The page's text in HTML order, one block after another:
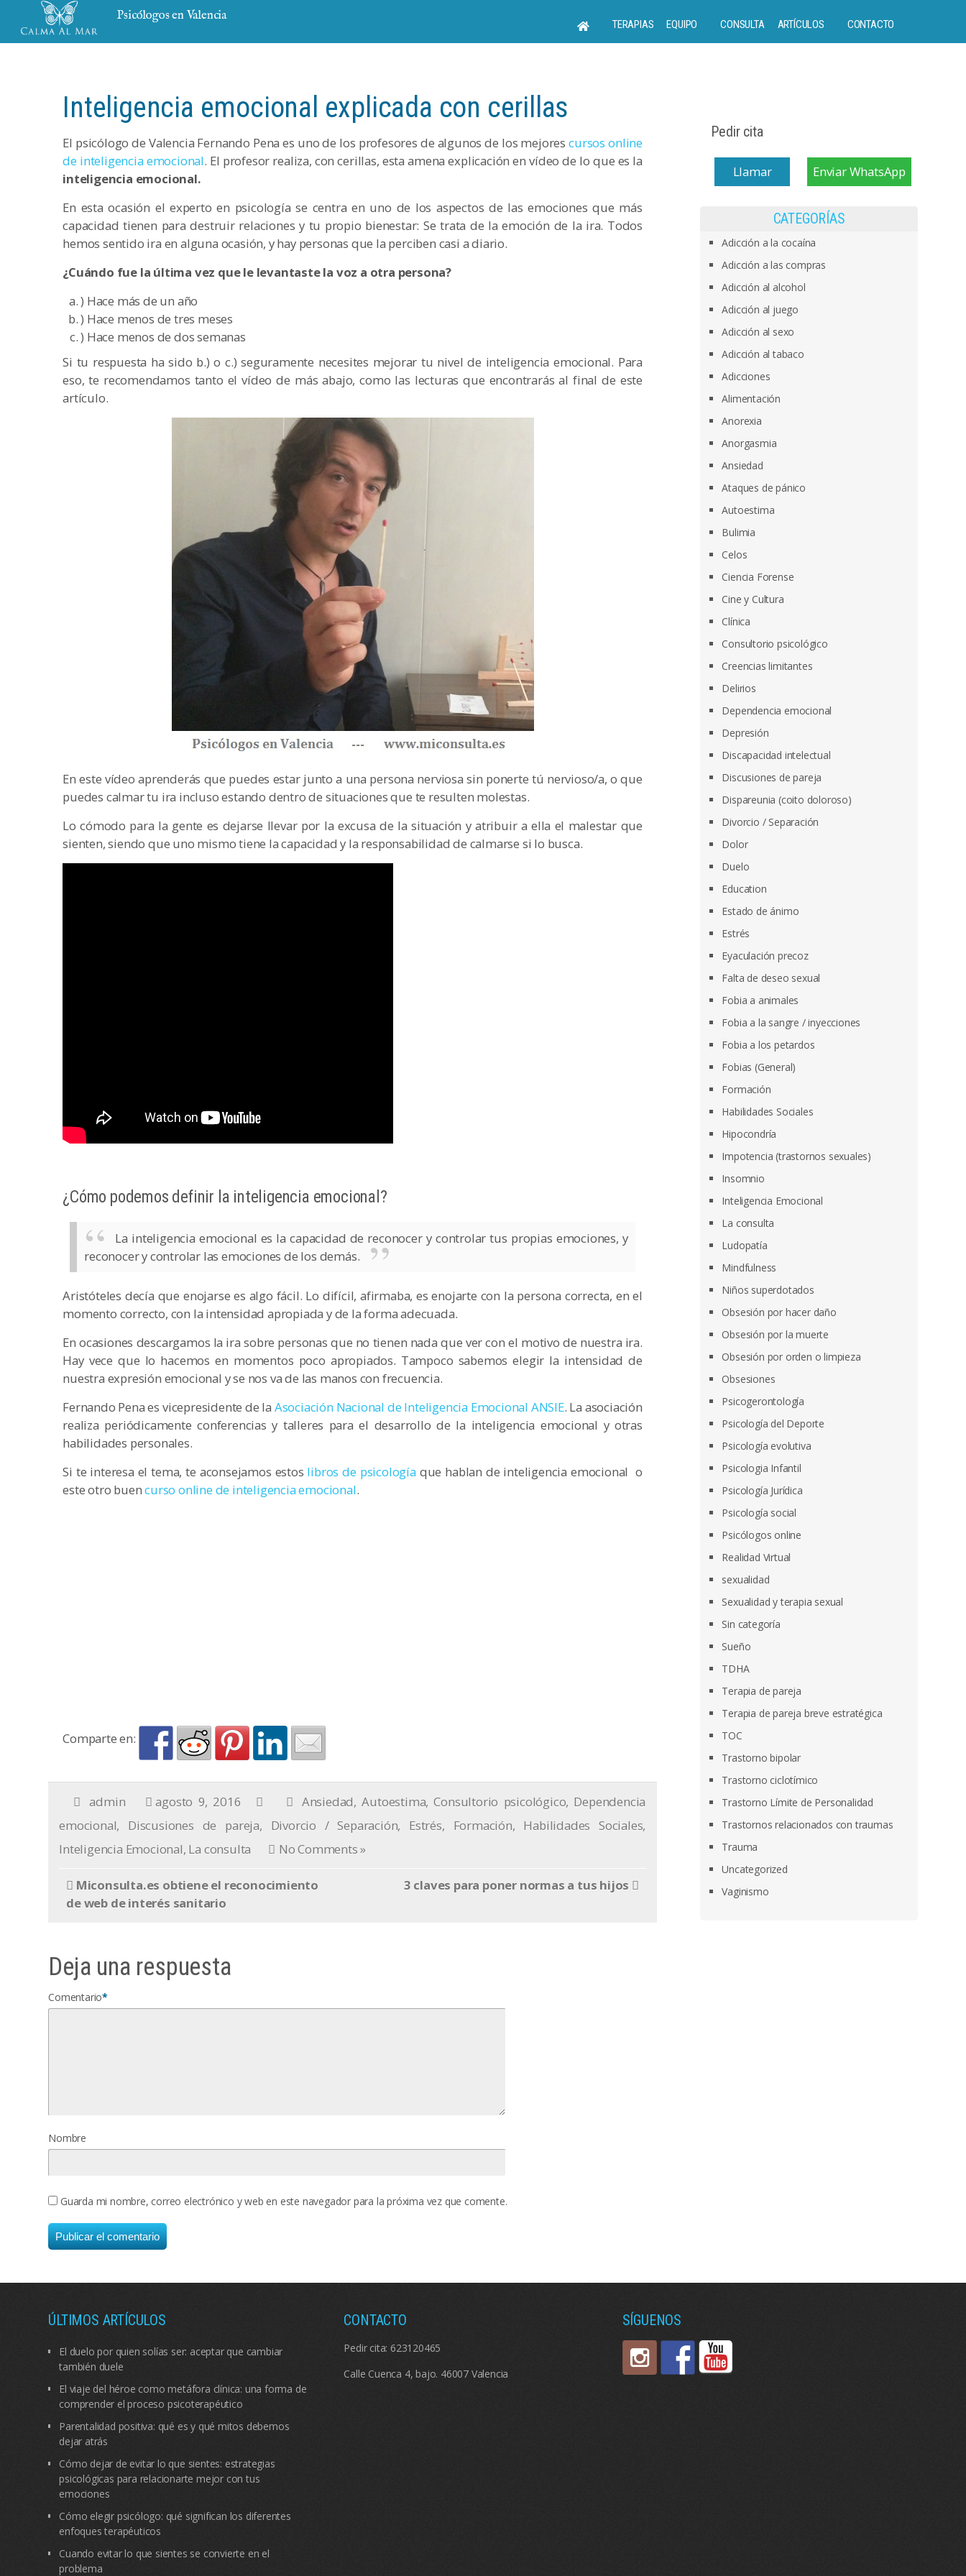
Psicólogos en Valencia
TERAPIAS EQUIPO CONSULTA ARTÍCULOS CONTACTO
Inteligencia emocional explicada con cerillas
El psicólogo de Valencia Fernando Pena es uno de los profesores de algunos de los mejorescursos online
de inteligencia emocional. El profesor realiza, con cerillas, esta amena explicación en vídeo de lo que es la
inteligencia emocional.
En esta ocasión el experto en psicología se centra en uno de los aspectos de las emociones que más
capacidad tienen para destruir relaciones y tu propio bienestar: Se trata de la emoción de la ira. Todos
hemos sentido ira en alguna ocasión, y hay personas que la perciben casi a diario.
¿Cuándo fue la última vez que le levantaste la voz a otra persona?
) Hace más de un año
) Hace menos de tres meses
) Hace menos de dos semanas
Si tu respuesta ha sido b.) o c.) seguramente necesites mejorar tu nivel de inteligencia emocional. Para
eso, te recomendamos tanto el vídeo de más abajo, como las lecturas que encontrarás al final de este
artículo.
En este vídeo aprenderás que puedes estar junto a una persona nerviosa sin ponerte tú nervioso/a, o que
puedes calmar tu ira incluso estando dentro de situaciones que te resulten molestas.
Lo cómodo para la gente es dejarse llevar por la excusa de la situación y atribuir a ella el malestar que
sienten, siendo que uno mismo tiene la capacidad y la responsabilidad de calmarse si lo busca.
¿Cómo podemos definir la inteligencia emocional?
La inteligencia emocional es la capacidad de reconocer y controlar tus propias emociones, y
reconocer y controlar las emociones de los demás.
Aristóteles decía que enojarse es algo fácil. Lo difícil, afirmaba, es enojarte con la persona correcta, en el
momento correcto, con la intensidad apropiada y de la forma adecuada.
En ocasiones descargamos la ira sobre personas que no tienen nada que ver con el motivo de nuestra ira.
Hay vece que lo hacemos en momentos poco apropiados. Tampoco sabemos elegir la intensidad de
nuestra expresión emocional y se nos va de las manos con frecuencia.
Fernando Pena es vicepresidente de la Asociación Nacional de Inteligencia Emocional ANSIE. La asociación
realiza periódicamente conferencias y talleres para el desarrollo de la inteligencia emocional y otras
habilidades personales.
Si te interesa el tema, te aconsejamos estos libros de psicologíaque hablan de inteligencia emocional o
este otro buencurso online de inteligencia emocional.
Comparte en:
admin agosto 9, 2016 Ansiedad,Autoestima,Consultorio psicológico, Dependencia
emocional, Discusiones de pareja, Divorcio / Separación, Estrés, Formación, Habilidades Sociales,
Inteligencia Emocional, La consulta No Comments »
Miconsulta.es obtiene el reconocimiento
de web de interés sanitario
3 claves para poner normas a tus hijos
Deja una respuesta
Comentario*
Nombre
Guarda mi nombre, correo electrónico y web en este navegador para la próxima vez que comente.
Pedir cita
Llamar Enviar WhatsApp
CATEGORÍAS
Adicción a la cocaína
Adicción a las compras
Adicción al alcohol
Adicción al juego
Adicción al sexo
Adicción al tabaco
Adicciones
Alimentación
Anorexia
Anorgasmia
Ansiedad
Ataques de pánico
Autoestima
Bulimia
Celos
Ciencia Forense
Cine y Cultura
Clínica
Consultorio psicológico
Creencias limitantes
Delirios
Dependencia emocional
Depresión
Discapacidad intelectual
Discusiones de pareja
Dispareunia (coito doloroso)
Divorcio / Separación
Dolor
Duelo
Education
Estado de ánimo
Estrés
Eyaculación precoz
Falta de deseo sexual
Fobia a animales
Fobia a la sangre / inyecciones
Fobia a los petardos
Fobias (General)
Formación
Habilidades Sociales
Hipocondría
Impotencia (trastornos sexuales)
Insomnio
Inteligencia Emocional
La consulta
Ludopatía
Mindfulness
Niños superdotados
Obsesión por hacer daño
Obsesión por la muerte
Obsesión por orden o limpieza
Obsesiones
Psicogerontología
Psicología del Deporte
Psicología evolutiva
Psicologia Infantil
Psicología Jurídica
Psicología social
Psicólogos online
Realidad Virtual
sexualidad
Sexualidad y terapia sexual
Sin categoría
Sueño
TDHA
Terapia de pareja
Terapia de pareja breve estratégica
TOC
Trastorno bipolar
Trastorno ciclotímico
Trastorno Límite de Personalidad
Trastornos relacionados con traumas
Trauma
Uncategorized
Vaginismo
ÚLTIMOS ARTÍCULOS
El duelo por quien solías ser: aceptar que cambiar
también duele
El viaje del héroe como metáfora clínica: una forma de
comprender el proceso psicoterapéutico
Parentalidad positiva: qué es y qué mitos debemos
dejar atrás
Cómo dejar de evitar lo que sientes: estrategias
psicológicas para relacionarte mejor con tus
emociones
Cómo elegir psicólogo: qué significan los diferentes
enfoques terapéuticos
Cuando evitar lo que sientes se convierte en el
problema
CONTACTO
Pedir cita: 623120465
Calle Cuenca 4, bajo. 46007 Valencia
SÍGUENOS